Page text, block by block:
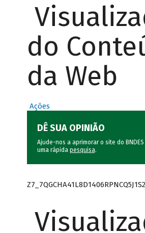
do
da Web
Ações
DÊ SUA OPINIÃO
Ajude-nos a aprimorar o site do
uma rápida pesquisa.